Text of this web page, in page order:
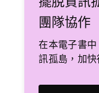
團隊協作
在本電子書
訊孤島，加